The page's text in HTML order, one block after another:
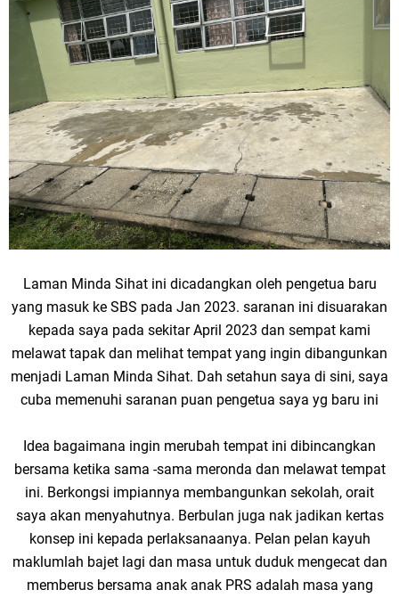
Laman Minda Sihat ini dicadangkan oleh pengetua baru
yang masuk ke SBS pada Jan 2023. saranan ini disuarakan
kepada saya pada sekitar April 2023 dan sempat kami
melawat tapak dan melihat tempat yang ingin dibangunkan
menjadi Laman Minda Sihat. Dah setahun saya di sini, saya
cuba memenuhi saranan puan pengetua saya yg baru ini
Idea bagaimana ingin merubah tempat ini dibincangkan
bersama ketika sama -sama meronda dan melawat tempat
ini. Berkongsi impiannya membangunkan sekolah, orait
saya akan menyahutnya. Berbulan juga nak jadikan kertas
konsep ini kepada perlaksanaanya. Pelan pelan kayuh
maklumlah bajet lagi dan masa untuk duduk mengecat dan
memberus bersama anak anak PRS adalah masa yang